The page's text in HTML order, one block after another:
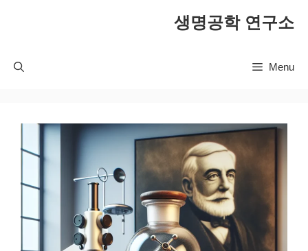
생명공학 연구소
Menu